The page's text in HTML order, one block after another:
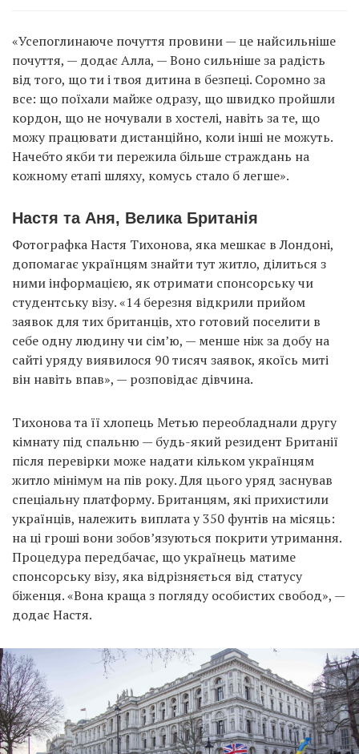
«Усепоглинаюче почуття провини — це найсильніше
почуття, — додає Алла, — Воно сильніше за радість
від того, що ти і твоя дитина в безпеці. Соромно за
все: що поїхали майже одразу, що швидко пройшли
кордон, що не ночували в хостелі, навіть за те, що
можу працювати дистанційно, коли інші не можуть.
Начебто якби ти пережила більше страждань на
кожному етапі шляху, комусь стало б легше».
Настя та Аня, Велика Британія
Фотографка Настя Тихонова, яка мешкає в Лондоні,
допомагає українцям знайти тут житло, ділиться з
ними інформацією, як отримати спонсорську чи
студентську візу. «14 березня відкрили прийом
заявок для тих британців, хто готовий поселити в
себе одну людину чи сім’ю, — менше ніж за добу на
сайті уряду виявилося 90 тисяч заявок, якоїсь миті
він навіть впав», — розповідає дівчина.
Тихонова та її хлопець Метью переобладнали другу
кімнату під спальню — будь-який резидент Британії
після перевірки може надати кільком українцям
житло мінімум на пів року. Для цього уряд заснував
спеціальну платформу. Британцям, які прихистили
українців, належить виплата у 350 фунтів на місяць:
на ці гроші вони зобов’язуються покрити утримання.
Процедура передбачає, що українець матиме
спонсорську візу, яка відрізняється від статусу
біженця. «Вона краща з погляду особистих свобод», —
додає Настя.